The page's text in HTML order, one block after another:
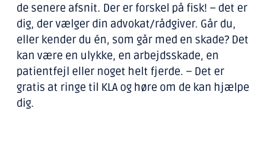
de senere afsnit. Der er forskel på fisk! – det er
dig, der vælger din advokat/rådgiver. Går du,
eller kender du én, som går med en skade? Det
kan være en ulykke, en arbejdsskade, en
patientfejl eller noget helt fjerde. – Det er
gratis at ringe til KLA og høre om de kan hjælpe
dig.